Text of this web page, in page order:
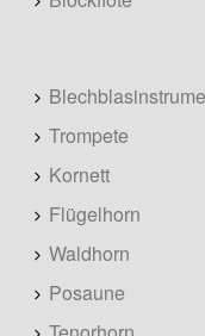
Trompete
Kornett
Flügelhorn
Waldhorn
Posaune